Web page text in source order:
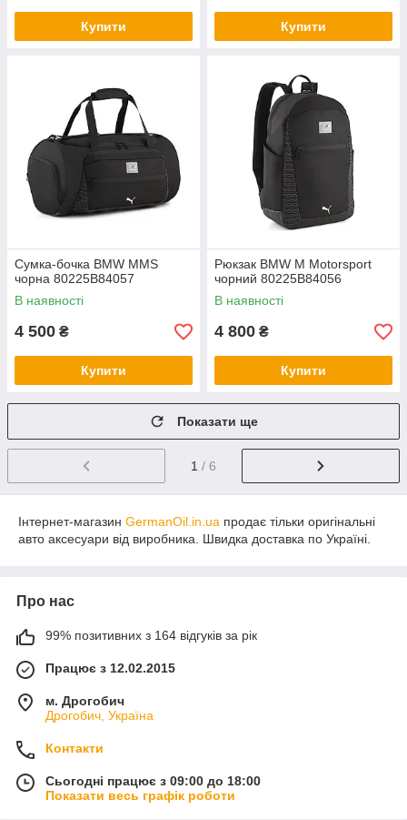
Купити Купити
Сумка-бочка BMW MMS
чорна 80225B84057
В наявності
4 500 ₴
Купити
Рюкзак BMW M Motorsport
чорний 80225B84056
В наявності
4 800 ₴
Купити
Показати ще
1 / 6
Інтернет-магазин GermanOil.in.ua продає тільки оригінальні
авто аксесуари від виробника. Швидка доставка по Україні.
Про нас
99% позитивних з 164 відгуків за рік
Працює з 12.02.2015
м. Дрогобич
Дрогобич, Україна
Контакти
Сьогодні працює з 09:00 до 18:00
Показати весь графік роботи